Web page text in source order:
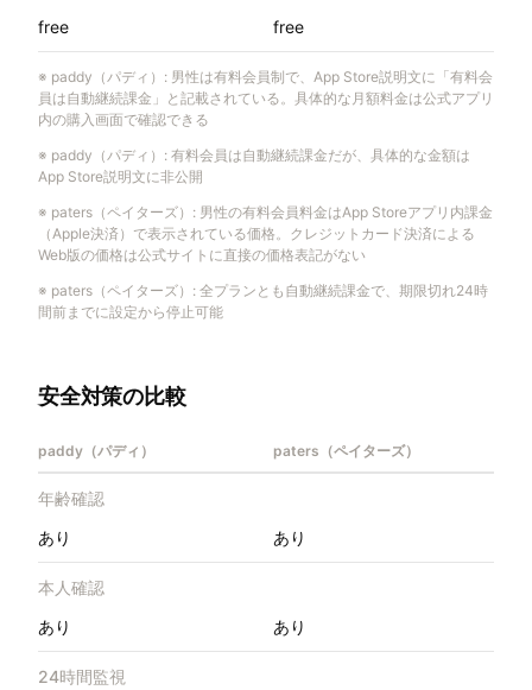
free
free
※ paddy（パディ） : 男性は有料会員制で、App Store説明文に「有料会
員は自動継続課金」と記載されている。具体的な月額料金は公式アプリ
内の購入画面で確認できる
※ paddy（パディ） : 有料会員は自動継続課金だが、具体的な金額は
App Store説明文に非公開
※ paters（ペイターズ） : 男性の有料会員料金はApp Storeアプリ内課金
（Apple決済）で表示されている価格。クレジットカード決済による
Web版の価格は公式サイトに直接の価格表記がない
※ paters（ペイターズ） : 全プランとも自動継続課金で、期限切れ24時
間前までに設定から停止可能
安全対策の比較
paddy（パディ） paters（ペイターズ）
年齢確認
あり
あり
本人確認
あり
あり
24時間監視